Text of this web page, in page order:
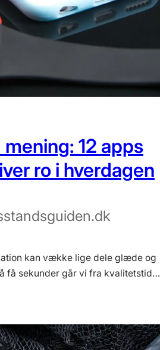
12 apps
ro i hverdagen
kan vække lige dele glæde og
få sekunder går vi fra kvalitetstid…